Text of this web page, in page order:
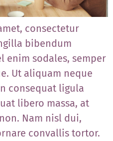
consectetur
bibendum
enim sodales, semper
Ut aliquam neque
consequat ligula
libero massa, at
Nam nisl dui,
convallis tortor.